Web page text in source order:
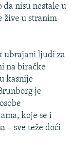
da nisu nestale u
žive u stranim
ubrajani ljudi za
na biračke
kasnije
je
koje se i
– sve teže doći